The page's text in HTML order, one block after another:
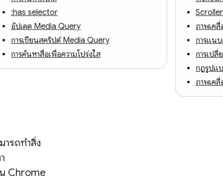
:has selector
อัปเดต Media Query
การเขียนสคริปต์ Media Query
การค้นหาสื่อเพื่อความโปร่งใส
ภาพเค
การแน
การเป
กฎรูปแ
ภาพเค
รถทำสิ่ง
น Chrome